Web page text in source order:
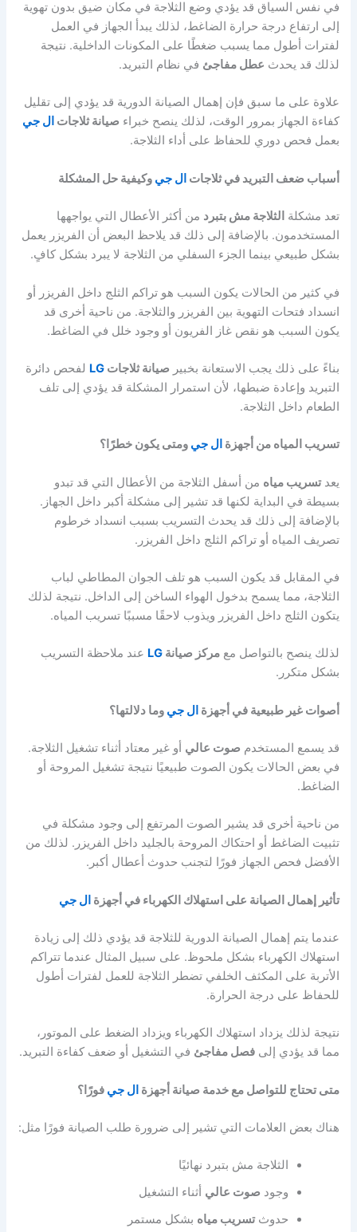
في نفس السياق قد يؤدي وضع الثلاجة في مكان ضيق بدون تهوية
إلى ارتفاع درجة حرارة الضاغط، لذلك يبدأ الجهاز في العمل
لفترات أطول مما يسبب ضغطًا على المكونات الداخلية. نتيجة
لذلك قد يحدث عطل مفاجئ في نظام التبريد.
علاوة على ما سبق فإن إهمال الصيانة الدورية قد يؤدي إلى تقليل
كفاءة الجهاز بمرور الوقت، لذلك ينصح خبراء صيانة ثلاجات ال جي
بعمل فحص دوري للحفاظ على أداء الثلاجة.
أسباب ضعف التبريد في ثلاجات ال جي وكيفية حل المشكلة
تعد مشكلة الثلاجة مش بتبرد من أكثر الأعطال التي يواجهها
المستخدمون. بالإضافة إلى ذلك قد يلاحظ البعض أن الفريزر يعمل
بشكل طبيعي بينما الجزء السفلي من الثلاجة لا يبرد بشكل كافٍ.
في كثير من الحالات يكون السبب هو تراكم الثلج داخل الفريزر أو
انسداد فتحات التهوية بين الفريزر والثلاجة. من ناحية أخرى قد
يكون السبب هو نقص غاز الفريون أو وجود خلل في الضاغط.
بناءً على ذلك يجب الاستعانة بخبير صيانة ثلاجات LG
لفحص دائرة
التبريد وإعادة ضبطها، لأن استمرار المشكلة قد يؤدي إلى تلف
الطعام داخل الثلاجة.
تسريب المياه من أجهزة ال جي ومتى يكون خطرًا؟
يعدتسريب مياه من أسفل الثلاجة من الأعطال التي قد تبدو
بسيطة في البداية لكنها قد تشير إلى مشكلة أكبر داخل الجهاز.
بالإضافة إلى ذلك قد يحدث التسريب بسبب انسداد خرطوم
تصريف المياه أو تراكم الثلج داخل الفريزر.
في المقابل قد يكون السبب هو تلف الجوان المطاطي لباب
الثلاجة، مما يسمح بدخول الهواء الساخن إلى الداخل. نتيجة لذلك
يتكون الثلج داخل الفريزر ويذوب لاحقًا مسببًا تسريب المياه.
لذلك ينصح بالتواصل معمركز صيانةLG عند ملاحظة التسريب
بشكل متكرر.
أصوات غير طبيعية في أجهزة ال جي وما دلالتها؟
قد يسمع المستخدم صوت عالي أو غير معتاد أثناء تشغيل الثلاجة.
في بعض الحالات يكون الصوت طبيعيًا نتيجة تشغيل المروحة أو
الضاغط.
من ناحية أخرى قد يشير الصوت المرتفع إلى وجود مشكلة في
تثبيت الضاغط أو احتكاك المروحة بالجليد داخل الفريزر. لذلك من
الأفضل فحص الجهاز فورًا لتجنب حدوث أعطال أكبر.
تأثير إهمال الصيانة على استهلاك الكهرباء في أجهزة ال جي
عندما يتم إهمال الصيانة الدورية للثلاجة قد يؤدي ذلك إلى زيادة
استهلاك الكهرباء بشكل ملحوظ. على سبيل المثال عندما تتراكم
الأتربة على المكثف الخلفي تضطر الثلاجة للعمل لفترات أطول
للحفاظ على درجة الحرارة.
نتيجة لذلك يزداد استهلاك الكهرباء ويزداد الضغط على الموتور،
مما قد يؤدي إلىفصل مفاجئ في التشغيل أو ضعف كفاءة التبريد.
متى تحتاج للتواصل مع خدمة صيانة أجهزة ال جي فورًا؟
هناك بعض العلامات التي تشير إلى ضرورة طلب الصيانة فورًا مثل:
الثلاجة مش بتبرد نهائيًا
وجود صوت عالي أثناء التشغيل
حدوثتسريب مياه بشكل مستمر